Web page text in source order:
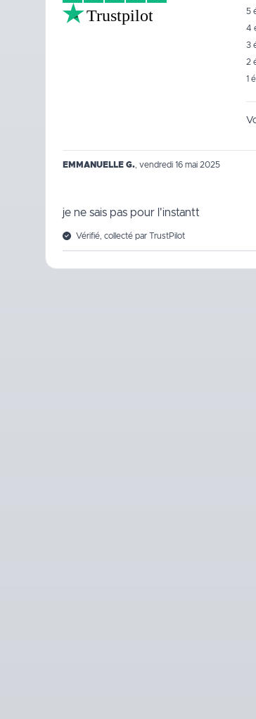
Trustpilot
5
4
3
2
1
EMMANUELLE G. vendredi 16 mai 2025
je ne sais pas pour l'instantt
Vérifié, collecté par TrustPilot